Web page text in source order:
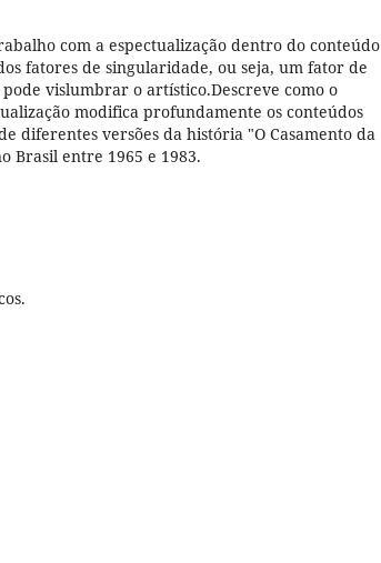
com a espectualização dentro do conteúdo
fatores de singularidade, ou seja, um fator de
vislumbrar o artístico.Descreve como o
modifica profundamente os conteúdos
diferentes versões da história "O Casamento da
Brasil entre 1965 e 1983.